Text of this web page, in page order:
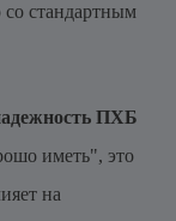
со стандартным
ПХБ
иметь", это
на